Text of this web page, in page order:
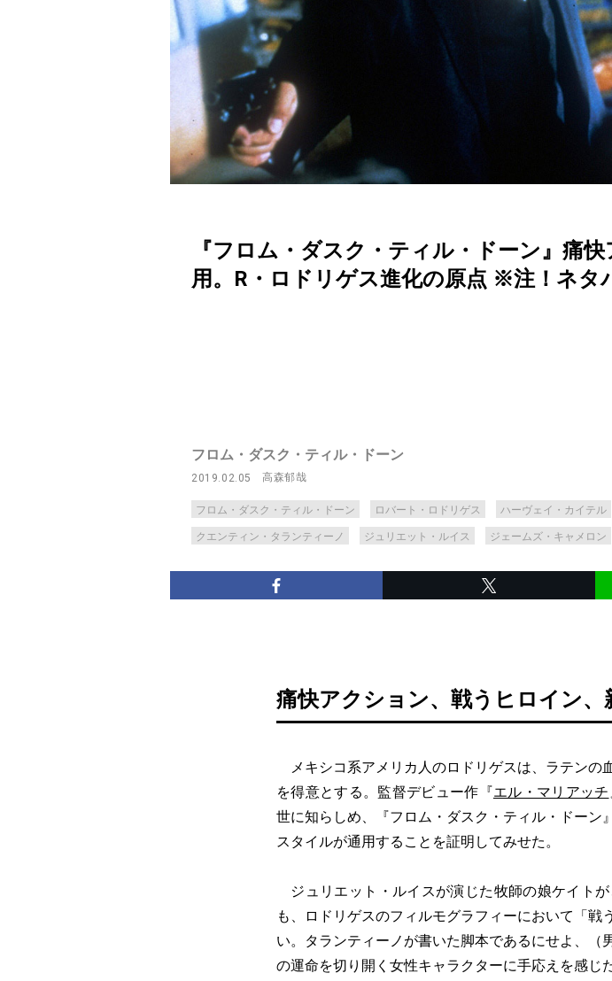
『フロム・ダスク・ティル・ドーン』痛
用。R・ロドリゲス進化の原点 ※注！ネタ
フロム・ダスク・ティル・ドーン
2019.02.05 高森郁哉
フロム・ダスク・ティル・ドーン ロバート・ロドリゲス ハーヴェイ・カイテル
クエンティン・タランティーノ ジュリエット・ルイス ジェームズ・キャメロン
痛快アクション、戦うヒロイン、
メキシコ系アメリカ人のロドリゲスは、ラテンの
を得意とする。監督デビュー作『エル・マリアッチ
世に知らしめ、『フロム・ダスク・ティル・ドーン
スタイルが通用することを証明してみせた。
ジュリエット・ルイスが演じた牧師の娘ケイト
も、ロドリゲスのフィルモグラフィーにおいて「
い。タランティーノが書いた脚本であるにせよ、
の運命を切り開く女性キャラクターに手応えを感じ